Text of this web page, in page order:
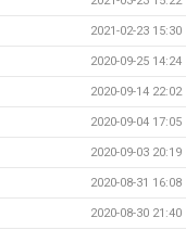
2021-02-23 15:30
2020-09-25 14:24
2020-09-14 22:02
2020-09-04 17:05
2020-09-03 20:19
2020-08-31 16:08
2020-08-30 21:40